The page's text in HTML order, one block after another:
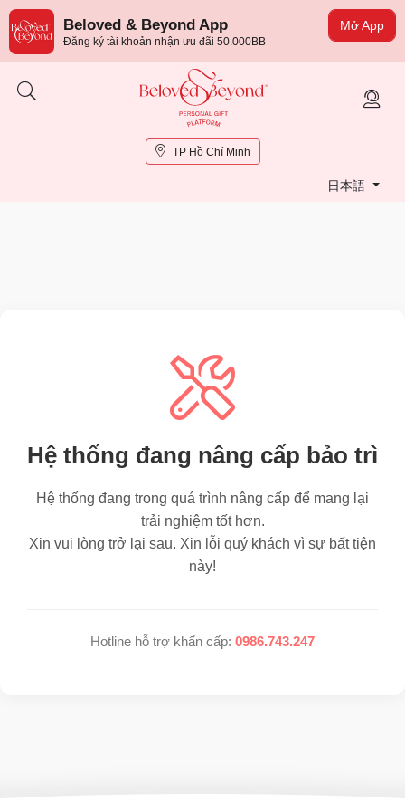
Mở App
Beloved & Beyond App
Đăng ký tài khoản nhận ưu đãi 50.000BB
TP Hồ Chí Minh
日本語
Hệ thống đang nâng cấp bảo trì
Hệ thống đang trong quá trình nâng cấp để mang lại
trải nghiệm tốt hơn.
Xin vui lòng trở lại sau. Xin lỗi quý khách vì sự bất tiện
này!
Hotline hỗ trợ khẩn cấp: 0986.743.247